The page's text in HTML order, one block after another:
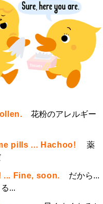
花粉のアレルギー
pills ... Hachoo! 薬
... Fine, soon. だから...
...